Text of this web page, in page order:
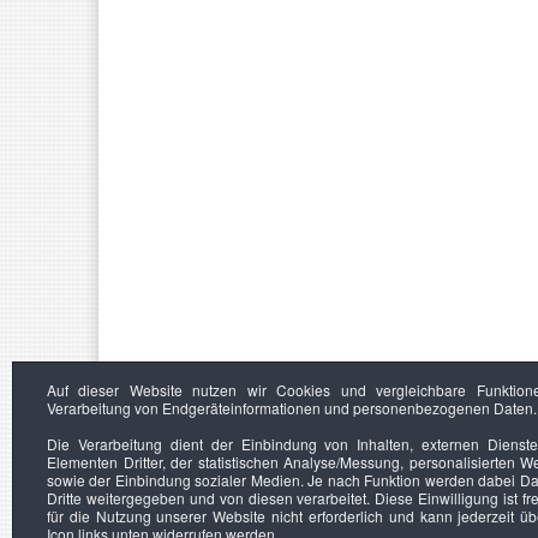
Auf dieser Website nutzen wir Cookies und vergleichbare
Verarbeitung von Endgeräteinformationen und personenbezogenen Daten.
Die Verarbeitung dient der Einbindung von Inhalten, externen
Elementen Dritter, der statistischen Analyse/Messung, personalisierten
sowie der Einbindung sozialer Medien. Je nach Funktion werden dabei
Dritte weitergegeben und von diesen verarbeitet. Diese Einwilligung ist
für die Nutzung unserer Website nicht erforderlich und kann jederzeit
Icon links unten widerrufen werden.